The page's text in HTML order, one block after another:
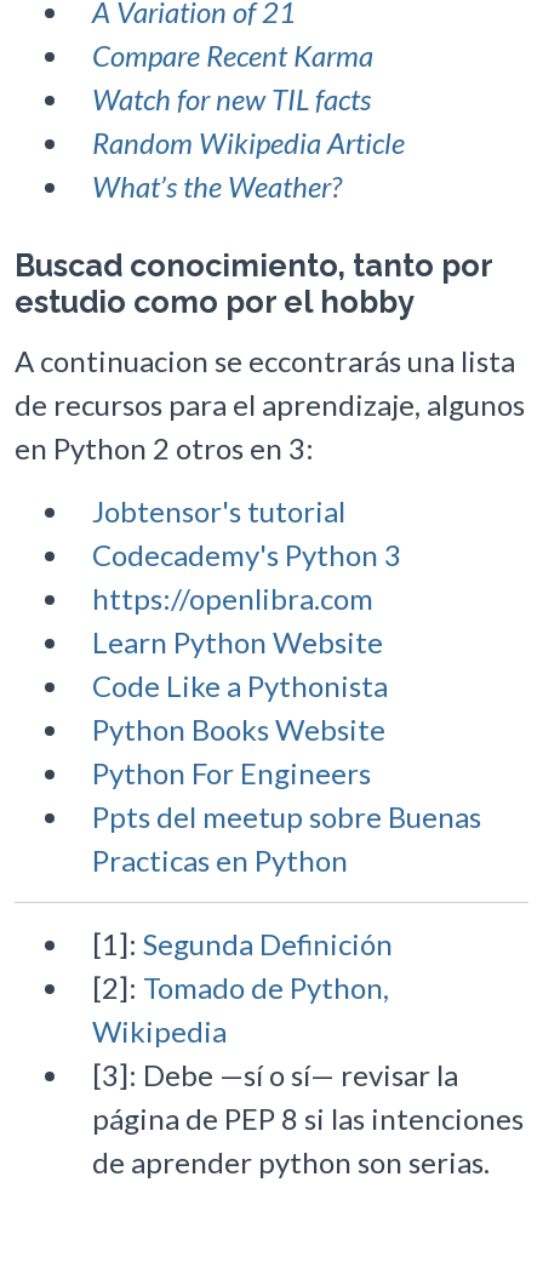
A Variation of 21
Compare Recent Karma
Watch for new TIL facts
Random Wikipedia Article
What’s the Weather?
Buscad conocimiento, tanto por
estudio como por el hobby
A continuacion se eccontrarás una lista
de recursos para el aprendizaje, algunos
en Python 2 otros en 3:
Jobtensor's tutorial
Codecademy's Python 3
https://openlibra.com
Learn Python Website
Code Like a Pythonista
Python Books Website
Python For Engineers
Ppts del meetup sobre Buenas
Practicas en Python
[1]: Segunda Definición
[2]: Tomado de Python,
Wikipedia
[3]: Debe —sí o sí— revisar la
página de PEP 8 si las intenciones
de aprender python son serias.